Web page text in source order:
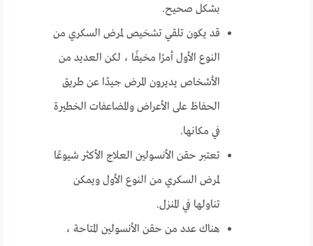
بشكل صحيح.
قد يكون تلقي تشخيص لمرض السكري من
النوع الأول أمرًا مخيفًا ، لكن العديد من
الأشخاص يديرون المرض جيدًا عن طريق
الحفاظ على الأعراض والمضاعفات الخطيرة
في مكانها.
تعتبر حقن الأنسولين العلاج الأكثر شيوعًا
لمرض السكري من النوع الأول ويمكن
تناولها في المنزل.
هناك عدد من حقن الأنسولين المتاحة ،